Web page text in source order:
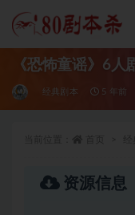
《恐怖童谣》6人
经典剧本 5 年前
资源信息